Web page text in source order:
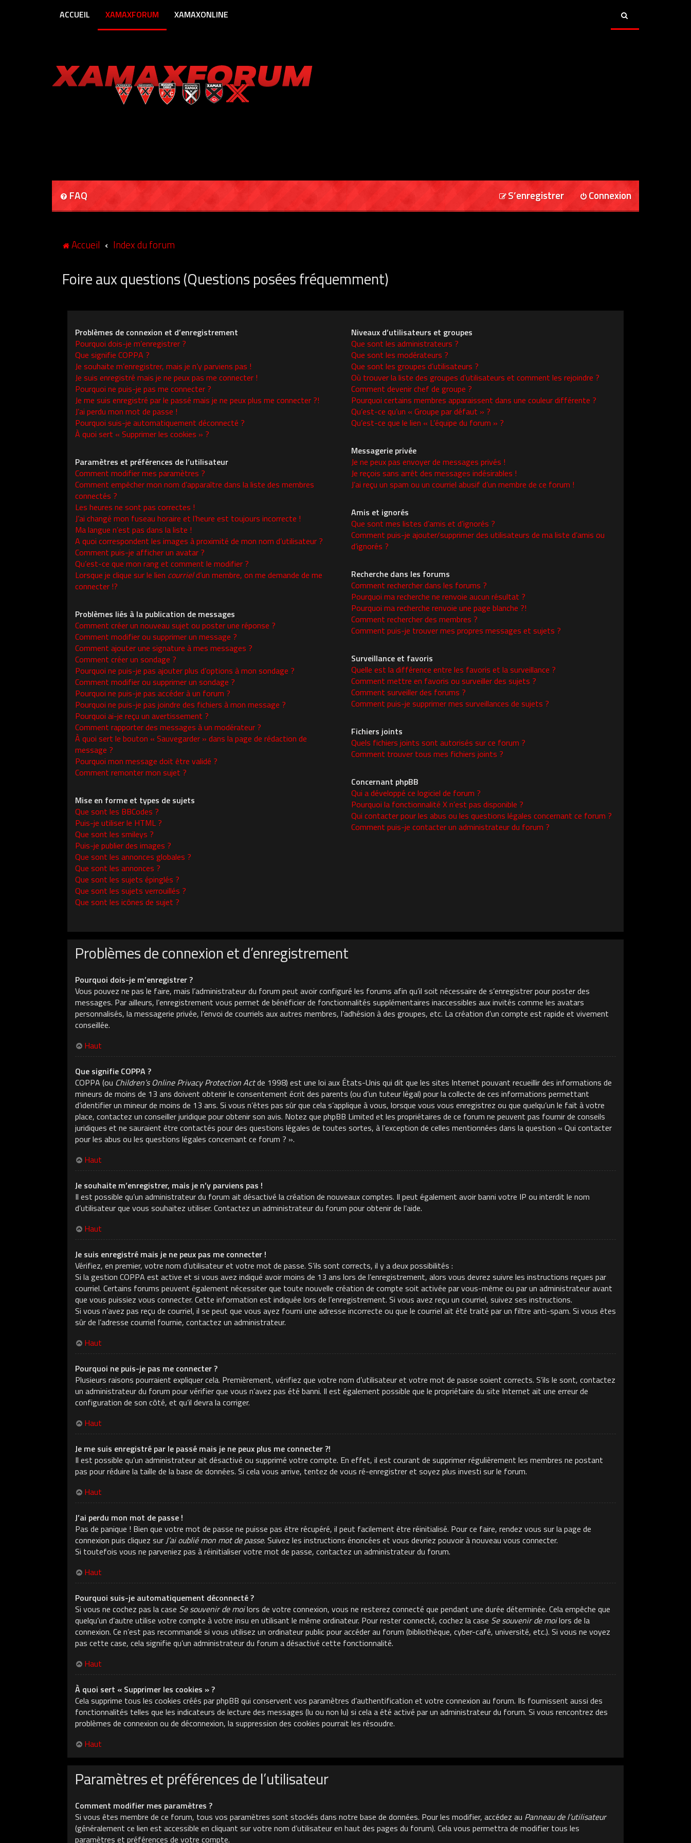
ACCUEIL XAMAXFORUM XAMAXONLINE
FAQ Connexion
S’enregistrer
Accueil Index du forum
Foire aux questions (Questions posées fréquemment)
Problèmes de connexion et d’enregistrement
Pourquoi dois-je m’enregistrer ?
Que signifie COPPA ?
Je souhaite m’enregistrer, mais je n’y parviens pas !
Je suis enregistré mais je ne peux pas me connecter !
Pourquoi ne puis-je pas me connecter ?
Je me suis enregistré par le passé mais je ne peux plus me connecter ?!
J’ai perdu mon mot de passe !
Pourquoi suis-je automatiquement déconnecté ?
À quoi sert « Supprimer les cookies » ?
Paramètres et préférences de l’utilisateur
Comment modifier mes paramètres ?
Comment empêcher mon nom d’apparaître dans la liste des membres
connectés ?
Les heures ne sont pas correctes !
J’ai changé mon fuseau horaire et l’heure est toujours incorrecte !
Ma langue n’est pas dans la liste !
A quoi correspondent les images à proximité de mon nom d’utilisateur ?
Comment puis-je afficher un avatar ?
Qu’est-ce que mon rang et comment le modifier ?
Lorsque je clique sur le lien courrield’un membre, on me demande de me
connecter !?
Problèmes liés à la publication de messages
Comment créer un nouveau sujet ou poster une réponse ?
Comment modifier ou supprimer un message ?
Comment ajouter une signature à mes messages ?
Comment créer un sondage ?
Pourquoi ne puis-je pas ajouter plus d’options à mon sondage ?
Comment modifier ou supprimer un sondage ?
Pourquoi ne puis-je pas accéder à un forum ?
Pourquoi ne puis-je pas joindre des fichiers à mon message ?
Pourquoi ai-je reçu un avertissement ?
Comment rapporter des messages à un modérateur ?
À quoi sert le bouton « Sauvegarder » dans la page de rédaction de
message ?
Pourquoi mon message doit être validé ?
Comment remonter mon sujet ?
Mise en forme et types de sujets
Que sont les BBCodes ?
Puis-je utiliser le HTML ?
Que sont les smileys ?
Puis-je publier des images ?
Que sont les annonces globales ?
Que sont les annonces ?
Que sont les sujets épinglés ?
Que sont les sujets verrouillés ?
Que sont les icônes de sujet ?
Niveaux d’utilisateurs et groupes
Que sont les administrateurs ?
Que sont les modérateurs ?
Que sont les groupes d’utilisateurs ?
Où trouver la liste des groupes d’utilisateurs et comment les rejoindre ?
Comment devenir chef de groupe ?
Pourquoi certains membres apparaissent dans une couleur différente ?
Qu’est-ce qu’un « Groupe par défaut » ?
Qu’est-ce que le lien « L’équipe du forum » ?
Messagerie privée
Je ne peux pas envoyer de messages privés !
Je reçois sans arrêt des messages indésirables !
J’ai reçu un spam ou un courriel abusif d’un membre de ce forum !
Amis et ignorés
Que sont mes listes d’amis et d’ignorés ?
Comment puis-je ajouter/supprimer des utilisateurs de ma liste d’amis ou
d’ignorés ?
Recherche dans les forums
Comment rechercher dans les forums ?
Pourquoi ma recherche ne renvoie aucun résultat ?
Pourquoi ma recherche renvoie une page blanche ?!
Comment rechercher des membres ?
Comment puis-je trouver mes propres messages et sujets ?
Surveillance et favoris
Quelle est la différence entre les favoris et la surveillance ?
Comment mettre en favoris ou surveiller des sujets ?
Comment surveiller des forums ?
Comment puis-je supprimer mes surveillances de sujets ?
Fichiers joints
Quels fichiers joints sont autorisés sur ce forum ?
Comment trouver tous mes fichiers joints ?
Concernant phpBB
Qui a développé ce logiciel de forum ?
Pourquoi la fonctionnalité X n’est pas disponible ?
Qui contacter pour les abus ou les questions légales concernant ce forum ?
Comment puis-je contacter un administrateur du forum ?
Problèmes de connexion et d’enregistrement
Pourquoi dois-je m’enregistrer ?
Vous pouvez ne pas le faire, mais l’administrateur du forum peut avoir configuré les forums afin qu’il soit nécessaire de s’enregistrer pour poster des
messages. Par ailleurs, l’enregistrement vous permet de bénéficier de fonctionnalités supplémentaires inaccessibles aux invités comme les avatars
personnalisés, la messagerie privée, l’envoi de courriels aux autres membres, l’adhésion à des groupes, etc. La création d’un compte est rapide et vivement
conseillée.
Haut
Que signifie COPPA ?
COPPA (ou Children’s Online Privacy Protection Actde 1998) est une loi aux États-Unis qui dit que les sites Internet pouvant recueillir des informations de
mineurs de moins de 13 ans doivent obtenir le consentement écrit des parents (ou d’un tuteur légal) pour la collecte de ces informations permettant
d’identifier un mineur de moins de 13 ans. Si vous n’êtes pas sûr que cela s’applique à vous, lorsque vous vous enregistrez ou que quelqu’un le fait à votre
place, contactez un conseiller juridique pour obtenir son avis. Notez que phpBB Limited et les propriétaires de ce forum ne peuvent pas fournir de conseils
juridiques et ne sauraient être contactés pour des questions légales de toutes sortes, à l’exception de celles mentionnées dans la question « Qui contacter
pour les abus ou les questions légales concernant ce forum ? ».
Haut
Je souhaite m’enregistrer, mais je n’y parviens pas !
Il est possible qu’un administrateur du forum ait désactivé la création de nouveaux comptes. Il peut également avoir banni votre IP ou interdit le nom
d’utilisateur que vous souhaitez utiliser. Contactez un administrateur du forum pour obtenir de l’aide.
Haut
Je suis enregistré mais je ne peux pas me connecter !
Vérifiez, en premier, votre nom d’utilisateur et votre mot de passe. S’ils sont corrects, il y a deux possibilités :
Si la gestion COPPA est active et si vous avez indiqué avoir moins de 13 ans lors de l’enregistrement, alors vous devrez suivre les instructions reçues par
courriel. Certains forums peuvent également nécessiter que toute nouvelle création de compte soit activée par vous-même ou par un administrateur avant
que vous puissiez vous connecter. Cette information est indiquée lors de l’enregistrement. Si vous avez reçu un courriel, suivez ses instructions.
Si vous n’avez pas reçu de courriel, il se peut que vous ayez fourni une adresse incorrecte ou que le courriel ait été traité par un filtre anti-spam. Si vous êtes
sûr de l’adresse courriel fournie, contactez un administrateur.
Haut
Pourquoi ne puis-je pas me connecter ?
Plusieurs raisons pourraient expliquer cela. Premièrement, vérifiez que votre nom d’utilisateur et votre mot de passe soient corrects. S’ils le sont, contactez
un administrateur du forum pour vérifier que vous n’avez pas été banni. Il est également possible que le propriétaire du site Internet ait une erreur de
configuration de son côté, et qu’il devra la corriger.
Haut
Je me suis enregistré par le passé mais je ne peux plus me connecter ?!
Il est possible qu’un administrateur ait désactivé ou supprimé votre compte. En effet, il est courant de supprimer régulièrement les membres ne postant
pas pour réduire la taille de la base de données. Si cela vous arrive, tentez de vous ré-enregistrer et soyez plus investi sur le forum.
Haut
J’ai perdu mon mot de passe !
Pas de panique ! Bien que votre mot de passe ne puisse pas être récupéré, il peut facilement être réinitialisé. Pour ce faire, rendez vous sur la page de
connexion puis cliquez surJ’ai oublié mon mot de passe. Suivez les instructions énoncées et vous devriez pouvoir à nouveau vous connecter.
Si toutefois vous ne parveniez pas à réinitialiser votre mot de passe, contactez un administrateur du forum.
Haut
Pourquoi suis-je automatiquement déconnecté ?
Si vous ne cochez pas la case Se souvenir de moilors de votre connexion, vous ne resterez connecté que pendant une durée déterminée. Cela empêche que
quelqu’un d’autre utilise votre compte à votre insu en utilisant le même ordinateur. Pour rester connecté, cochez la case Se souvenir de moilors de la
connexion. Ce n’est pas recommandé si vous utilisez un ordinateur public pour accéder au forum (bibliothèque, cyber-café, université, etc.). Si vous ne voyez
pas cette case, cela signifie qu’un administrateur du forum a désactivé cette fonctionnalité.
Haut
À quoi sert « Supprimer les cookies » ?
Cela supprime tous les cookies créés par phpBB qui conservent vos paramètres d’authentification et votre connexion au forum. Ils fournissent aussi des
fonctionnalités telles que les indicateurs de lecture des messages (lu ou non lu) si cela a été activé par un administrateur du forum. Si vous rencontrez des
problèmes de connexion ou de déconnexion, la suppression des cookies pourrait les résoudre.
Haut
Paramètres et préférences de l’utilisateur
Comment modifier mes paramètres ?
Si vous êtes membre de ce forum, tous vos paramètres sont stockés dans notre base de données. Pour les modifier, accédez au Panneau de l’utilisateur
(généralement ce lien est accessible en cliquant sur votre nom d’utilisateur en haut des pages du forum). Cela vous permettra de modifier tous les
paramètres et préférences de votre compte.